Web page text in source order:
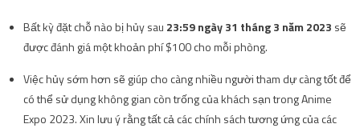
Bất kỳ đặt chỗ nào bị hủy sau 23:59 ngày 31 tháng 3 năm 2023 sẽ
được đánh giá một khoản phí $100 cho mỗi phòng.
Việc hủy sớm hơn sẽ giúp cho càng nhiều người tham dự càng tốt để
có thể sử dụng không gian còn trống của khách sạn trong Anime
Expo 2023. Xin lưu ý rằng tất cả các chính sách tương ứng của các